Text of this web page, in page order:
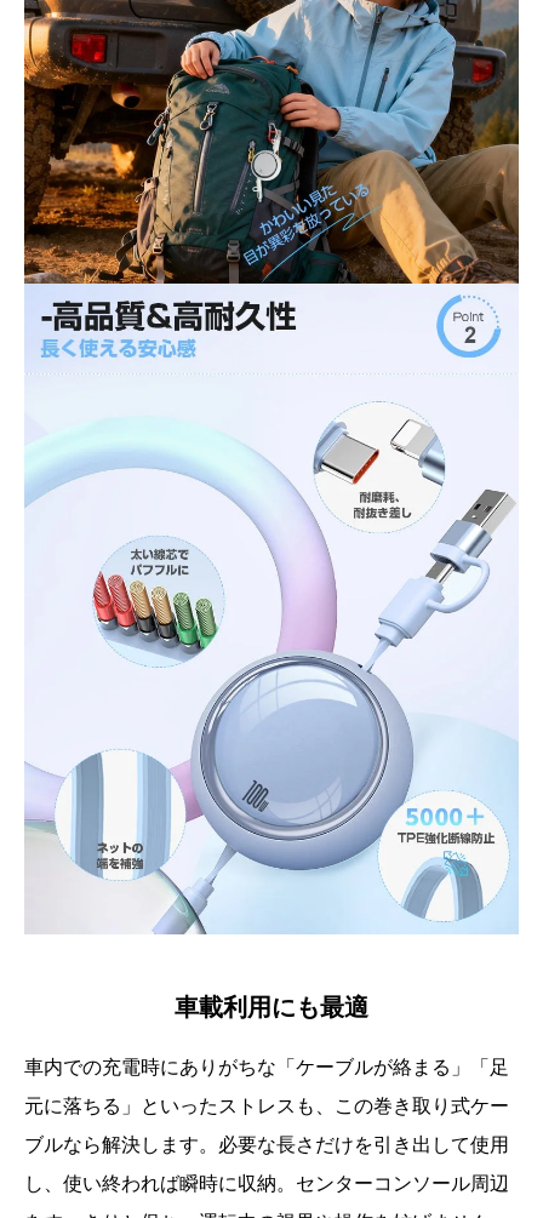
車載利用にも最適
車内での充電時にありがちな「ケーブルが絡まる」「足
元に落ちる」といったストレスも、この巻き取り式ケー
ブルなら解決します。必要な長さだけを引き出して使用
し、使い終われば瞬時に収納。センターコンソール周辺